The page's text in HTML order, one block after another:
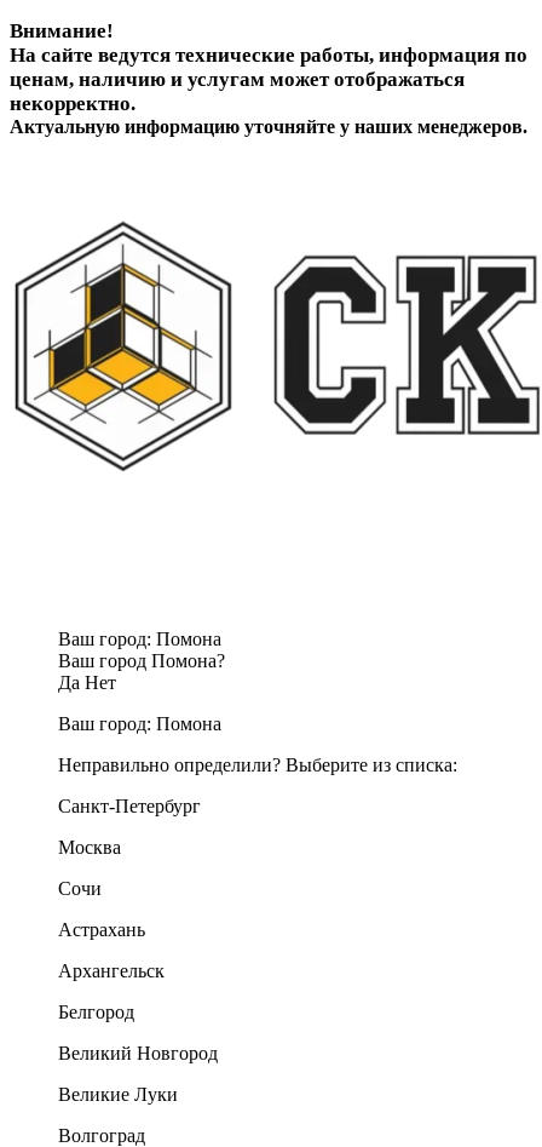
Внимание!
На сайте ведутся технические работы, информация по
ценам, наличию и услугам может отображаться
некорректно.
Актуальную информацию уточняйте у наших менеджеров.
Ваш город: Помона
Ваш город Помона?
Да Нет
Ваш город: Помона
Неправильно определили? Выберите из списка:
Санкт-Петербург
Москва
Сочи
Астрахань
Архангельск
Белгород
Великий Новгород
Великие Луки
Волгоград